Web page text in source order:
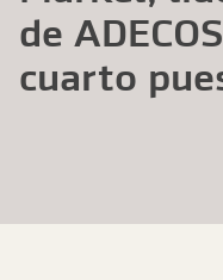
de
cuarto